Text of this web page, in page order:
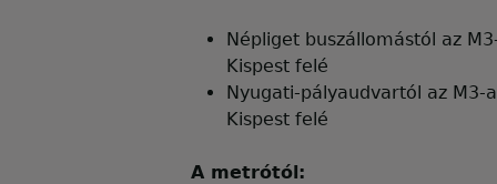
Népliget buszállomástól az
Kispest felé
Nyugati-pályaudvartól az M3-
Kispest felé
A metrótól: